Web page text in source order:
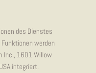
des Dienstes
werden
Inc., 1601 Willow
integriert.